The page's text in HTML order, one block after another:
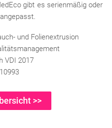
gibt es serienmäßig oder
und Folienextrusion
VDI 2017
>>